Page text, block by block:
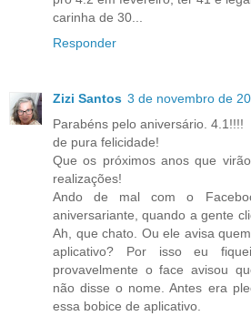
carinha de 30...
Responder
Zizi Santos 3 de novembro de
Parabéns pelo aniversário. 4.1!!!!
de pura felicidade!
Que os próximos anos que
realizações!
Ando de mal com o
aniversariante, quando a gente
Ah, que chato. Ou ele avisa
aplicativo? Por isso eu
provavelmente o face avisou
não disse o nome. Antes era
essa bobice de aplicativo.